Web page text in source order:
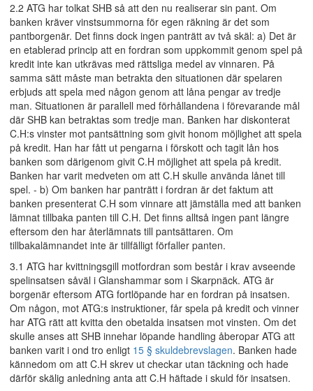
2.2 ATG har tolkat SHB så att den nu realiserar sin pant. Om
banken kräver vinstsummorna för egen räkning är det som
pantborgenär. Det finns dock ingen panträtt av två skäl: a) Det är
en etablerad princip att en fordran som uppkommit genom spel på
kredit inte kan utkrävas med rättsliga medel av vinnaren. På
samma sätt måste man betrakta den situationen där spelaren
erbjuds att spela med någon genom att låna pengar av tredje
man. Situationen är parallell med förhållandena i förevarande mål
där SHB kan betraktas som tredje man. Banken har diskonterat
C.H:s vinster mot pantsättning som givit honom möjlighet att spela
på kredit. Han har fått ut pengarna i förskott och tagit lån hos
banken som därigenom givit C.H möjlighet att spela på kredit.
Banken har varit medveten om att C.H skulle använda lånet till
spel. - b) Om banken har panträtt i fordran är det faktum att
banken presenterat C.H som vinnare att jämställa med att banken
lämnat tillbaka panten till C.H. Det finns alltså ingen pant längre
eftersom den har återlämnats till pantsättaren. Om
tillbakalämnandet inte är tillfälligt förfaller panten.
3.1 ATG har kvittningsgill motfordran som består i krav avseende
spelinsatsen såväl i Glanshammar som i Skarpnäck. ATG är
borgenär eftersom ATG fortlöpande har en fordran på insatsen.
Om någon, mot ATG:s instruktioner, får spela på kredit och vinner
har ATG rätt att kvitta den obetalda insatsen mot vinsten. Om det
skulle anses att SHB innehar löpande handling åberopar ATG att
banken varit i ond tro enligt 15 § skuldebrevslagen. Banken hade
kännedom om att C.H skrev ut checkar utan täckning och hade
därför skälig anledning anta att C.H häftade i skuld för insatsen.